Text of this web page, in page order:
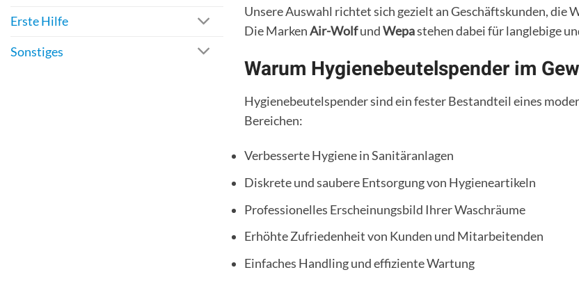
Erste Hilfe
Sonstiges
Unsere Auswahl richtet sich gezielt an Geschäftskunden,
Die MarkenAir-WolfundWepastehen dabei für langlebige
Warum Hygienebeutelspender im
Hygienebeutelspender sind ein fester Bestandteil eines
Bereichen:
Verbesserte Hygiene in Sanitäranlagen
Diskrete und saubere Entsorgung von Hygieneartikeln
Professionelles Erscheinungsbild Ihrer Waschräume
Erhöhte Zufriedenheit von Kunden und Mitarbeitenden
Einfaches Handling und effiziente Wartung